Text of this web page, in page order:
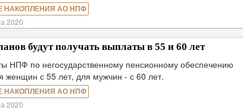
НАКОПЛЕНИЯ АО НПФ
2020
будут получать выплаты в 55 и 60 лет
НПФ по негосударственному пенсионному обеспечению
женщин с 55 лет, для мужчин - с 60 лет.
НАКОПЛЕНИЯ АО НПФ
2020